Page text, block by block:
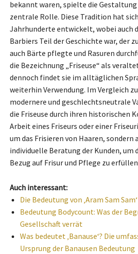
bekannt waren, spielte die Gestaltung
zentrale Rolle. Diese Tradition hat
Jahrhunderte entwickelt, wobei auch
Barbiers Teil der Geschichte war, der
auch Bärte pflegte und Rasuren
die Bezeichnung „Friseuse“ als
dennoch findet sie im alltäglichen
weiterhin Verwendung. Im Vergleich
modernere und geschlechtsneutrale
die Friseuse durch ihren historischen
Arbeit eines Friseurs oder einer
um das Frisieren von Haaren, sondern
individuelle Beratung der Kunden, um
Bezug auf Frisur und Pflege zu
Auch interessant:
Die Bedeutung von ‚Aram Sam
Bedeutung Bodycount: Was der
Gesellschaft verrät
Was bedeutet ‚Banause‘? Die
Ursprung der Banausen Bedeutung